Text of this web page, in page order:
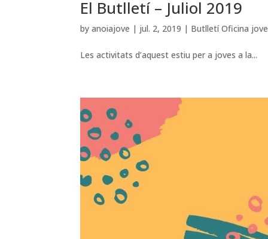
El Butlletí – Juliol 2019
byanoiajove | jul. 2, 2019 | Butlletí Oficina jove
Les activitats d’aquest estiu per a joves a la...